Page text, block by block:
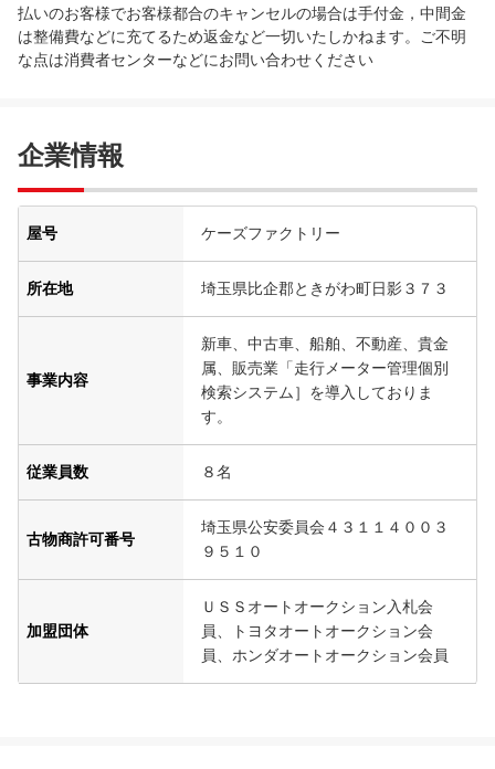
払いのお客様でお客様都合のキャンセルの場合は手付金，中間金
は整備費などに充てるため返金など一切いたしかねます。ご不明
な点は消費者センターなどにお問い合わせください
企業情報
屋号 ケーズファクトリー
所在地 埼玉県比企郡ときがわ町日影３７３
事業内容
新車、中古車、船舶、不動産、貴金
属、販売業「走行メーター管理個別
検索システム］を導入しておりま
す。
従業員数 ８名
古物商許可番号
埼玉県公安委員会４３１１４００３
９５１０
加盟団体
ＵＳＳオートオークション入札会
員、トヨタオートオークション会
員、ホンダオートオークション会員